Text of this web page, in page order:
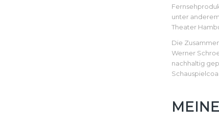
unter
Theater
Die
Werner
nachhaltig